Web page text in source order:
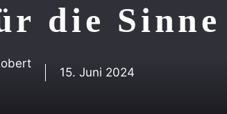
die Sinne
15. Juni 2024